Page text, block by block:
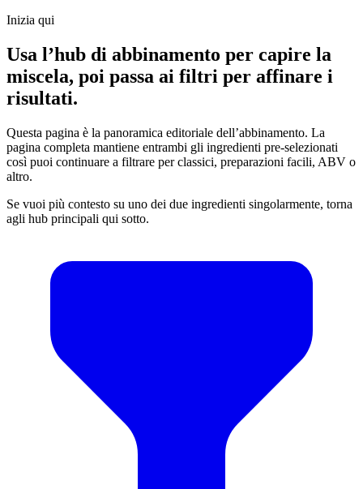
Inizia qui
Usa l’hub di abbinamento per capire la
miscela, poi passa ai filtri per affinare i
risultati.
Questa pagina è la panoramica editoriale dell’abbinamento. La
pagina completa mantiene entrambi gli ingredienti pre-selezionati
così puoi continuare a filtrare per classici, preparazioni facili, ABV o
altro.
Se vuoi più contesto su uno dei due ingredienti singolarmente, torna
agli hub principali qui sotto.